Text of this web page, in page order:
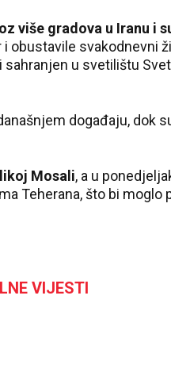
više gradova u Iranu i
svakodnevni
u svetilištu
događaju, dok
Mosali, a u
Teherana, što bi moglo
VIJESTI